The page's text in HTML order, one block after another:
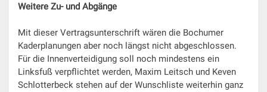
Weitere Zu- und Abgänge
Mit dieser Vertragsunterschrift wären die Bochumer
Kaderplanungen aber noch längst nicht abgeschlossen.
Für die Innenverteidigung soll noch mindestens ein
Linksfuß verpflichtet werden, Maxim Leitsch und Keven
Schlotterbeck stehen auf der Wunschliste weiterhin ganz